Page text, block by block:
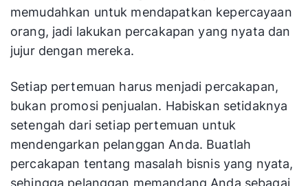
Ada istilah beredar bahwa orang membeli
orangnya dulu, baru kemudian produknya.
Karena itu, Anda harus selalu bersikap tulus dan
ramah. Berbicara yang sebenarnya